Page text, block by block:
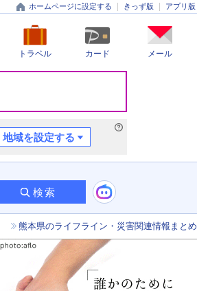
ホームページに設定する きっず版 アプリ版
トラベル カード メール
地域を設定する
検索
熊本県のライフライン・災害関連情報まとめ